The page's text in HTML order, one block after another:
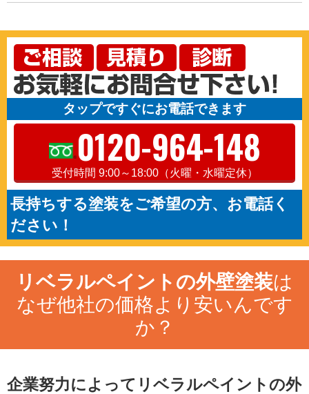
タップですぐにお電話できます
0120-964-148
受付時間 9:00～18:00（火曜・水曜定休）
長持ちする塗装をご希望の方、お電話く
ださい！
リベラルペイントの外壁塗装は
なぜ他社の価格より安いんです
か？
企業努力によってリベラルペイントの外